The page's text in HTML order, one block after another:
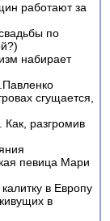
работают за
по
набирает
сгущается,
Как, разгромив
певица Мари
в Европу
в